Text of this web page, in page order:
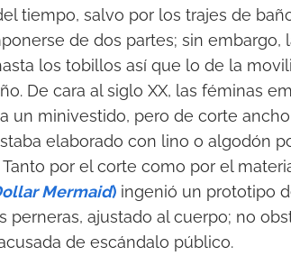
tiempo, salvo por los trajes de
de dos partes; sin embargo,
los tobillos así que lo de la
De cara al siglo XX, las féminas
un minivestido, pero de corte
elaborado con lino o algodón
por el corte como por el
Mermaid) ingenió un prototipo
ajustado al cuerpo; no
de escándalo público.